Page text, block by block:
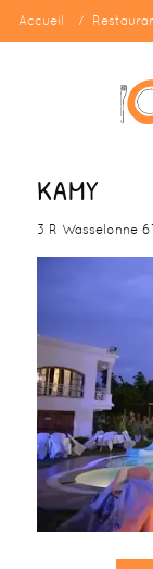
Accueil
KAMY
3 R Wasselonne